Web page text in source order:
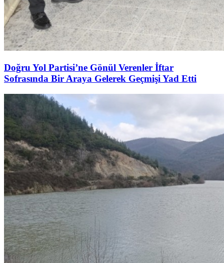
Doğru Yol Partisi’ne Gönül Verenler İftar
Sofrasında Bir Araya Gelerek Geçmişi Yad Etti